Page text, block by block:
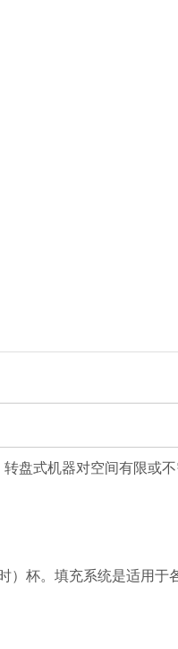
盘式机器对空间有限或
）杯。填充系统是适用于